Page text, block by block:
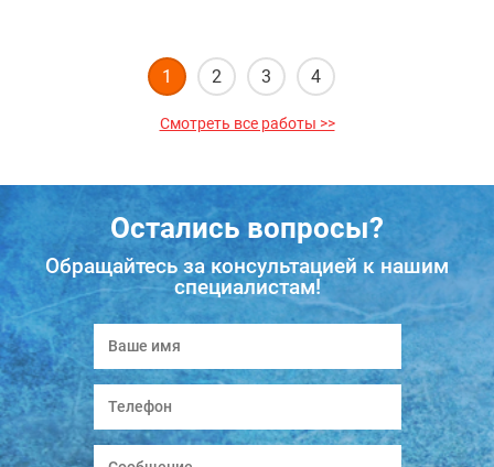
1 2 3 4
Смотреть все работы >>
Остались вопросы?
Обращайтесь за консультацией к нашим
специалистам!
Следующий шаг